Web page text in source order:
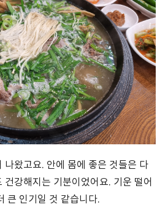
나왔고요. 안에 몸에 좋은 것들은 다
건강해지는 기분이었어요. 기운 떨어
큰 인기일 것 같습니다.